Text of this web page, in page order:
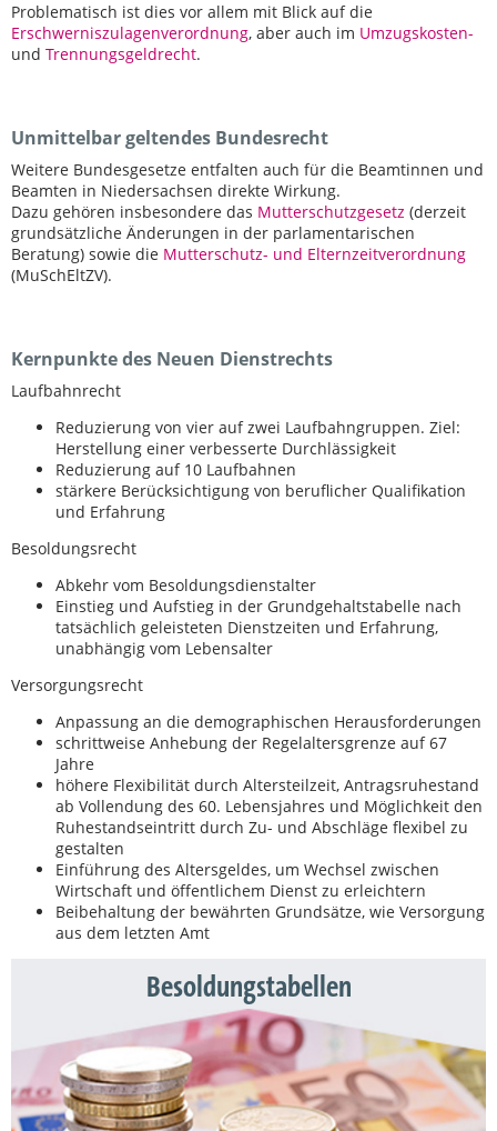
Besoldungstabellen
Problematisch ist dies vor allem mit Blick auf die
Erschwerniszulagenverordnung, aber auch im Umzugskosten-
und Trennungsgeldrecht.
Unmittelbar geltendes Bundesrecht
Weitere Bundesgesetze entfalten auch für die Beamtinnen und
Beamten in Niedersachsen direkte Wirkung.
Dazu gehören insbesondere das Mutterschutzgesetz (derzeit
grundsätzliche Änderungen in der parlamentarischen
Beratung) sowie die Mutterschutz- und Elternzeitverordnung
(MuSchEltZV).
Kernpunkte des Neuen Dienstrechts
Laufbahnrecht
Reduzierung von vier auf zwei Laufbahngruppen. Ziel:
Herstellung einer verbesserte Durchlässigkeit
Reduzierung auf 10 Laufbahnen
stärkere Berücksichtigung von beruflicher Qualifikation
und Erfahrung
Besoldungsrecht
Abkehr vom Besoldungsdienstalter
Einstieg und Aufstieg in der Grundgehaltstabelle nach
tatsächlich geleisteten Dienstzeiten und Erfahrung,
unabhängig vom Lebensalter
Versorgungsrecht
Anpassung an die demographischen Herausforderungen
schrittweise Anhebung der Regelaltersgrenze auf 67
Jahre
höhere Flexibilität durch Altersteilzeit, Antragsruhestand
ab Vollendung des 60. Lebensjahres und Möglichkeit den
Ruhestandseintritt durch Zu- und Abschläge flexibel zu
gestalten
Einführung des Altersgeldes, um Wechsel zwischen
Wirtschaft und öffentlichem Dienst zu erleichtern
Beibehaltung der bewährten Grundsätze, wie Versorgung
aus dem letzten Amt